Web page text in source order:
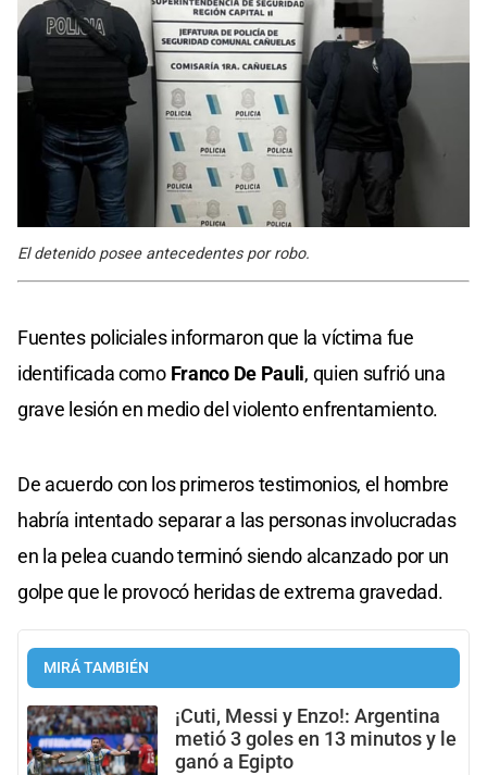
El detenido posee antecedentes por robo.
Fuentes policiales informaron que la víctima fue
identificada como Franco De Pauli, quien sufrió una
grave lesión en medio del violento enfrentamiento.
De acuerdo con los primeros testimonios, el hombre
habría intentado separar a las personas involucradas
en la pelea cuando terminó siendo alcanzado por un
golpe que le provocó heridas de extrema gravedad.
MIRÁ TAMBIÉN
¡Cuti, Messi y Enzo!: Argentina
metió 3 goles en 13 minutos y le
ganó a Egipto